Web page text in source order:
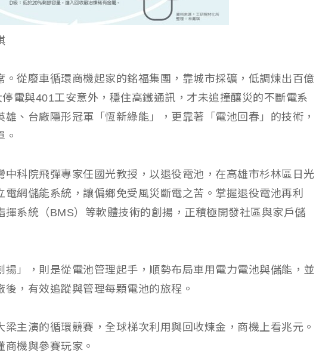
。從廢車循環商機起家的銘福集團，靠城市採礦，低調煉出百億
電與401工安意外，穩住高鐵通訊，才未追撞釀災的不斷電系
雄、台廠隱形冠軍「恆新綠能」，更靠著「電池回春」的技術，
。
中科院飛彈專家任國光教授，以退役電池，在高雄市杉林區日光
電網儲能系統，讓偏鄉免受風災斷電之苦。掌握退役電池再利
揮系統（BMS）等軟體技術的創揚，正積極開發社區與家戶儲
揚」，則是從電池管理起手，順勢布局車用電力電池與儲能，並
後，有效追蹤與管理每顆電池的旅程。
梁主演的循環競賽，全球梯次利用與回收煉金，商機上看兆元。
機與參賽玩家。